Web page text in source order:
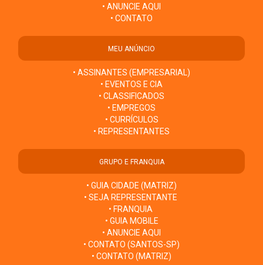
• ANUNCIE AQUI
• CONTATO
MEU ANÚNCIO
• ASSINANTES (EMPRESARIAL)
• EVENTOS E CIA
• CLASSIFICADOS
• EMPREGOS
• CURRÍCULOS
• REPRESENTANTES
GRUPO E FRANQUIA
• GUIA CIDADE (MATRIZ)
• SEJA REPRESENTANTE
• FRANQUIA
• GUIA MOBILE
• ANUNCIE AQUI
• CONTATO (SANTOS-SP)
• CONTATO (MATRIZ)